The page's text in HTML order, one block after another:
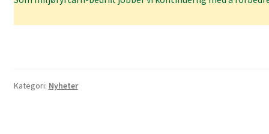
Kategori: Nyheter